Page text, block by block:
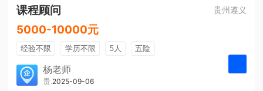
课程顾问 贵州遵义
5000-10000元
经验不限 学历不限 5人
五险
带薪年假
年终奖
免费培训
包住宿
杨老师
贵州大美前程文化发展有限公司
2025-09-06